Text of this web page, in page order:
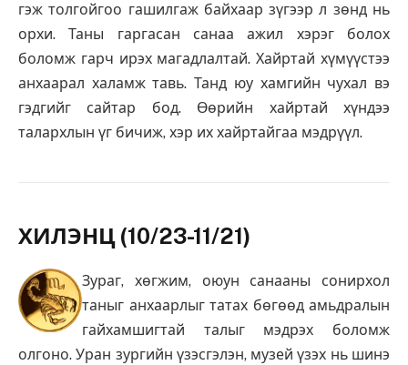
гэж толгойгоо гашилгаж байхаар зүгээр л зөнд нь
орхи. Таны гаргасан санаа ажил хэрэг болох
боломж гарч ирэх магадлалтай. Хайртай хүмүүстээ
анхаарал халамж тавь. Танд юу хамгийн чухал вэ
гэдгийг сайтар бод. Өөрийн хайртай хүндээ
талархлын үг бичиж, хэр их хайртайгаа мэдрүүл.
ХИЛЭНЦ (10/23-11/21)
Зураг, хөгжим, оюун санааны сонирхол
таныг анхаарлыг татах бөгөөд амьдралын
гайхамшигтай талыг мэдрэх боломж
олгоно. Уран зургийн үзэсгэлэн, музей үзэх нь шинэ